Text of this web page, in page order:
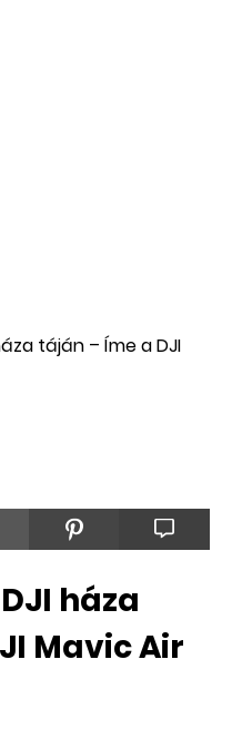
táján – Íme a DJI
háza
Mavic Air